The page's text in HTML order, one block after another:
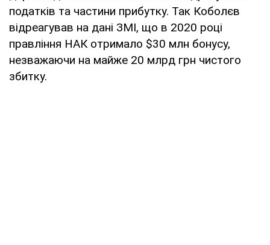
податків та частини прибутку. Так Коболєв
відреагував на дані ЗМІ, що в 2020 році
правління НАК отримало $30 млн бонусу,
незважаючи на майже 20 млрд грн чистого
збитку.